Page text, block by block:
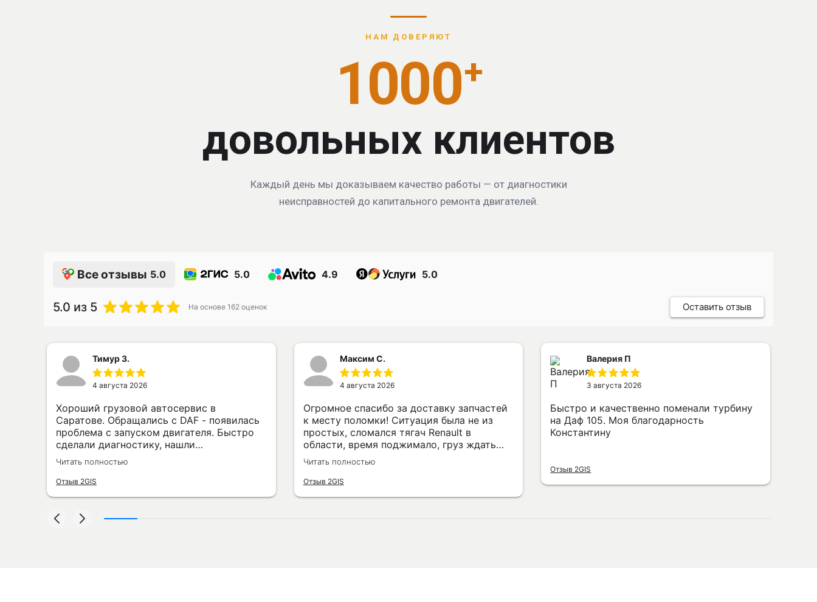
НАМ ДОВЕРЯЮТ
1000+
довольных клиентов
Каждый день мы доказываем качество работы — от диагностики
неисправностей до капитального ремонта двигателей.
Все отзывы 5.0 5.0 4.9 5.0
5.0 из 5 На основе 162 оценок Оставить отзыв
Тимур З.
4 августа 2026
Хороший грузовой автосервис в
Саратове. Обращались с DAF - появилась
проблема с запуском двигателя. Быстро
сделали диагностику, нашли
неисправность, заменили нужную деталь
и проверили машину. Всё сделали без
лишних разговоров и затягивания сроков.
Читать полностью
Отзыв 2GIS
Максим С.
4 августа 2026
Огромное спасибо за доставку запчастей
к месту поломки! Ситуация была не из
простых, сломался тягач Renault в
области, время поджимало, груз ждать
никто не будет. Отреагировали быстро,
запчасти подобрали по VINу, доставили
прямо на обочину, где стоял. Механик
Читать полностью
Отзыв 2GIS
Валерия П
3 августа 2026
Быстро и качественно поменали турбину
на Даф 105. Моя благодарность
Константину
Отзыв 2GIS